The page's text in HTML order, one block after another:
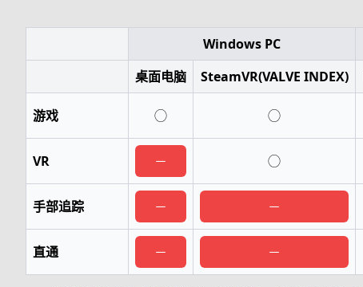
Windows PC
桌面电脑
SteamVR(VALVE INDEX)
游戏 ◯ ◯
VR － ◯
手部追踪 － －
直通 － －